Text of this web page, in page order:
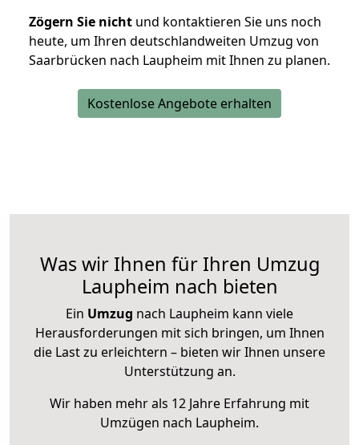
Zögern Sie nicht und kontaktieren Sie uns noch
heute, um Ihren deutschlandweiten Umzug von
Saarbrücken nach Laupheim mit Ihnen zu planen.
Kostenlose Angebote erhalten
Was wir Ihnen für Ihren Umzug
Laupheim nach bieten
Ein Umzug nach Laupheim kann viele
Herausforderungen mit sich bringen, um Ihnen
die Last zu erleichtern – bieten wir Ihnen unsere
Unterstützung an.
Wir haben mehr als 12 Jahre Erfahrung mit
Umzügen nach Laupheim.